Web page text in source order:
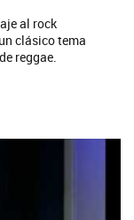
al rock
clásico tema
reggae.